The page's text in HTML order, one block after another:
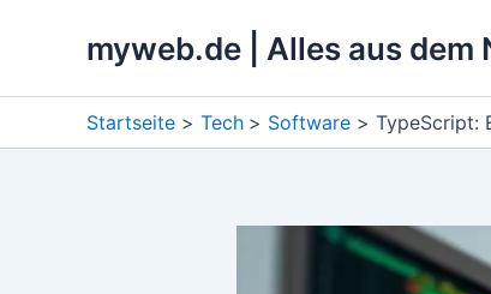
myweb.de | Alles aus dem
Startseite Tech Software TypeScript: